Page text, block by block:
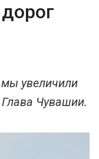
увеличили
Чувашии.